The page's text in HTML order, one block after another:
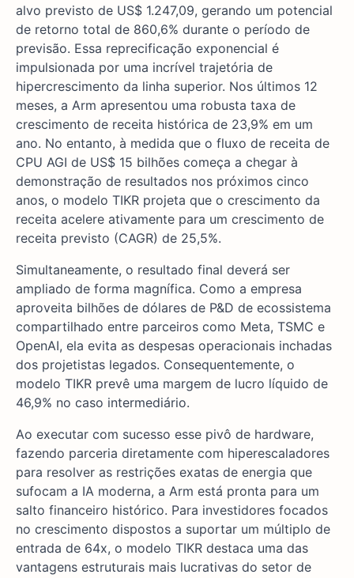
alvo previsto de US$ 1.247,09, gerando um potencial
de retorno total de 860,6% durante o período de
previsão. Essa reprecificação exponencial é
impulsionada por uma incrível trajetória de
hipercrescimento da linha superior. Nos últimos 12
meses, a Arm apresentou uma robusta taxa de
crescimento de receita histórica de 23,9% em um
ano. No entanto, à medida que o fluxo de receita de
CPU AGI de US$ 15 bilhões começa a chegar à
demonstração de resultados nos próximos cinco
anos, o modelo TIKR projeta que o crescimento da
receita acelere ativamente para um crescimento de
receita previsto (CAGR) de 25,5%.
Simultaneamente, o resultado final deverá ser
ampliado de forma magnífica. Como a empresa
aproveita bilhões de dólares de P&D de ecossistema
compartilhado entre parceiros como Meta, TSMC e
OpenAI, ela evita as despesas operacionais inchadas
dos projetistas legados. Consequentemente, o
modelo TIKR prevê uma margem de lucro líquido de
46,9% no caso intermediário.
Ao executar com sucesso esse pivô de hardware,
fazendo parceria diretamente com hiperescaladores
para resolver as restrições exatas de energia que
sufocam a IA moderna, a Arm está pronta para um
salto financeiro histórico. Para investidores focados
no crescimento dispostos a suportar um múltiplo de
entrada de 64x, o modelo TIKR destaca uma das
vantagens estruturais mais lucrativas do setor de